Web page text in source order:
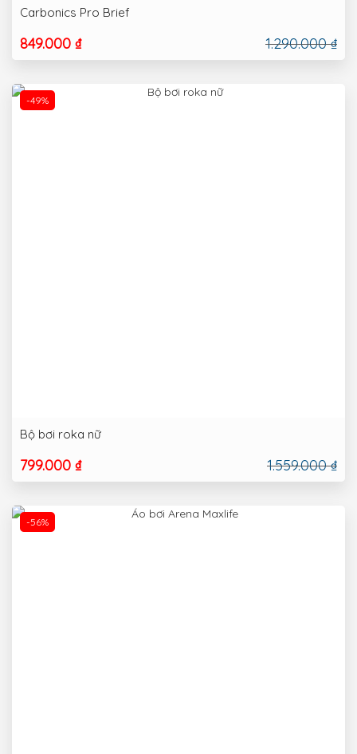
Carbonics Pro Brief
849.000 ₫ 1.290.000 ₫
-49%
Bộ bơi roka nữ
799.000 ₫ 1.559.000 ₫
-56%